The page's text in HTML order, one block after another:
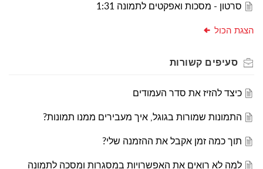
סרטון - מסכות ואפקטים לתמונה 1:31
הצגת הכול
סעיפים קשורות
כיצד להזיז את סדר העמודים
התמונות שמורות בגוגל, איך מעבירים ממנו תמונות?
תוך כמה זמן אקבל את ההזמנה שלי?
למה לא רואים את האפשרויות במסגרות ומסכה לתמונה